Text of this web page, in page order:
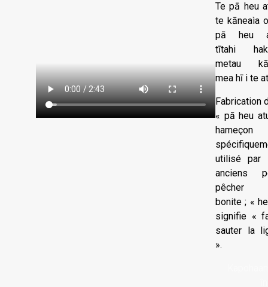
Te pā heu
te kāneaìa
pā heu
tītahi
metau
mea hī i te
Fabrication
« pā heu
hameçon
utilisé par
anciens
pêcher
bonite ; «
signifie «
sauter la
».